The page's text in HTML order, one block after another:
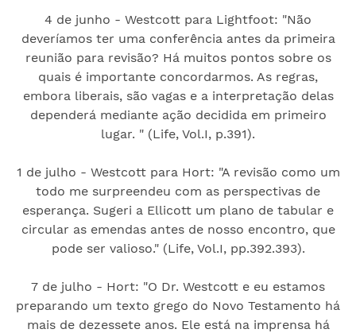
4 de junho - Westcott para Lightfoot: "Não
deveríamos ter uma conferência antes da primeira
reunião para revisão? Há muitos pontos sobre os
quais é importante concordarmos. As regras,
embora liberais, são vagas e a interpretação delas
dependerá mediante ação decidida em primeiro
lugar. " (Life, Vol.I, p.391).
1 de julho - Westcott para Hort: "A revisão como um
todo me surpreendeu com as perspectivas de
esperança. Sugeri a Ellicott um plano de tabular e
circular as emendas antes de nosso encontro, que
pode ser valioso." (Life, Vol.I, pp.392.393).
7 de julho - Hort: "O Dr. Westcott e eu estamos
preparando um texto grego do Novo Testamento há
mais de dezessete anos. Ele está na imprensa há